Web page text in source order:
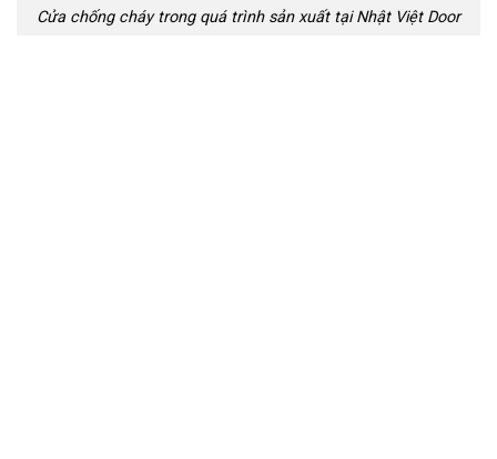
Cửa chống cháy trong quá trình sản xuất tại Nhật Việt Door